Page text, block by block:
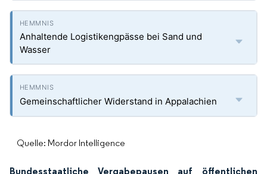
Anhaltende Logistikengpässe bei Sand und
Wasser
Gemeinschaftlicher Widerstand in Appalachien
Quelle: Mordor Intelligence
Bundesstaatliche Vergabepausen auf öffentlichen